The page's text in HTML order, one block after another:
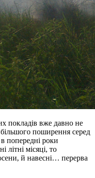
покладів вже давно не
поширення серед
попередні роки
літні місяці, то
й навесні… перерва